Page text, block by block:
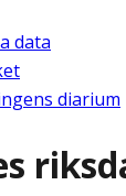
data
diarium